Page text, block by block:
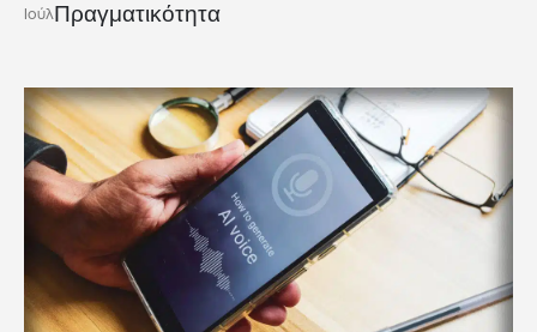
ΙούλΠραγματικότητα